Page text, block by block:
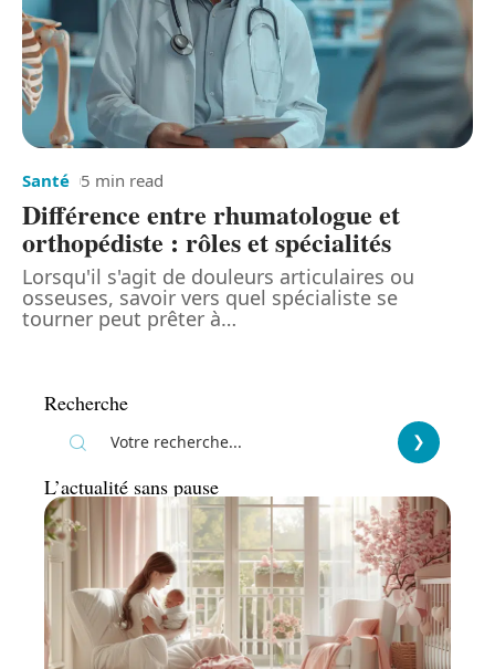
Santé 5 min read
Différence entre rhumatologue et
orthopédiste : rôles et spécialités
Lorsqu'il s'agit de douleurs articulaires ou
osseuses, savoir vers quel spécialiste se
tourner peut prêter à…
Recherche
L’actualité sans pause